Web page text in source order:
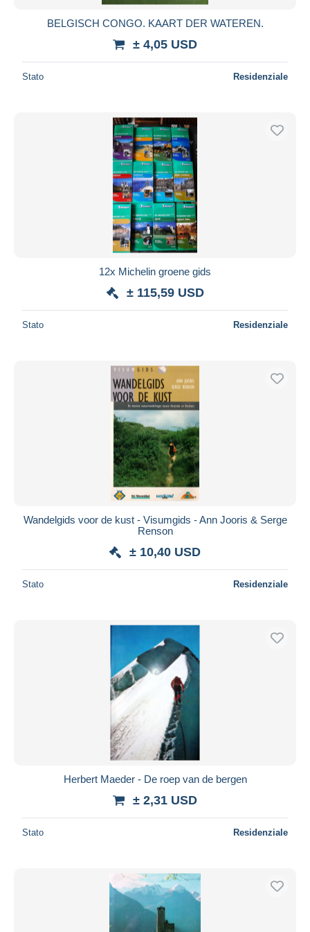
BELGISCH CONGO. KAART DER WATEREN.
± 4,05 USD
Stato Residenziale
12x Michelin groene gids
± 115,59 USD
Stato Residenziale
Wandelgids voor de kust - Visumgids - Ann Jooris & Serge
Renson
± 10,40 USD
Stato Residenziale
Herbert Maeder - De roep van de bergen
± 2,31 USD
Stato Residenziale